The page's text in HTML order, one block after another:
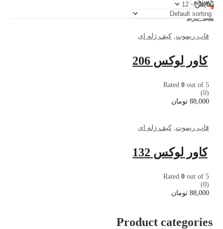
0
سبد خرید
نمایش:
قاب ریموت کیف ژله ای
کاور لوکس 206
Rated 0 out of 5
(0)
88,000 تومان
قاب ریموت کیف ژله ای
کاور لوکس 132
Rated 0 out of 5
(0)
88,000 تومان
Product categories